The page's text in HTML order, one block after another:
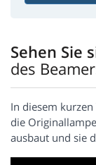
Sehen Sie
des
In diesem
die
ausbaut und sie